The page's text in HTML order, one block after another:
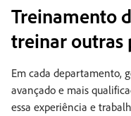
Treinamento
treinar outras
Em cada departamento,
avançado e mais
essa experiência e